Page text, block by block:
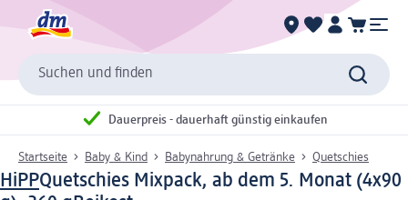
Suchen und finden
Dauerpreis - dauerhaft günstig einkaufen
Startseite Baby & Kind Babynahrung & Getränke Quetschies
HiPPQuetschies Mixpack, ab dem 5. Monat (4x90